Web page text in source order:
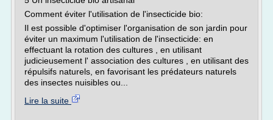
Comment éviter l'utilisation de l'insecticide bio:
Il est possible d'optimiser l'organisation de son jardin pour
éviter un maximum l'utilisation de l'insecticide: en
effectuant la rotation des cultures , en utilisant
judicieusement l' association des cultures , en utilisant des
répulsifs naturels, en favorisant les prédateurs naturels
des insectes nuisibles ou...
Lire la suite